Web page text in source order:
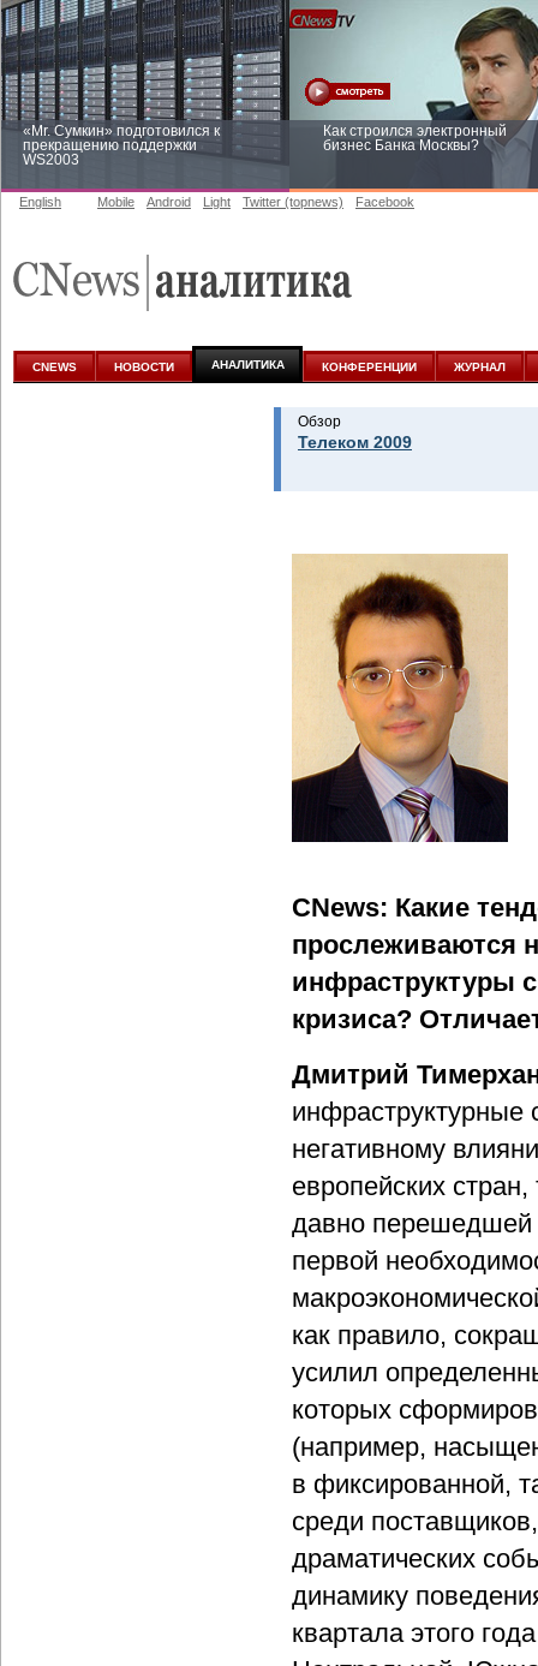
«Mr. Сумкин» подготовился к
прекращению поддержки
WS2003
Как строился электронный
бизнес Банка Москвы?
аналитике
English Mobile Android Light Twitter (topnews) Facebook
CNEWS НОВОСТИ АНАЛИТИКА КОНФЕРЕНЦИИ ЖУРНАЛ
Обзор
Телеком 2009
CNews: Какие
прослеживаются
инфраструктуры
кризиса?
Дмитрий
инфраструктурные
негативному
европейских
давно перешедшей
первой
как правило,
усилил
которых
(например,
в фиксированной,
среди
драматических
динамику
квартала этого